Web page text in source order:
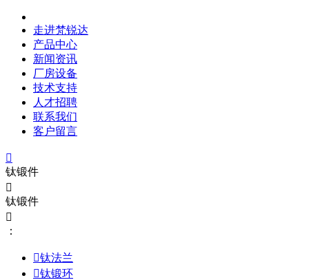
走进梵锐达
产品中心
新闻资讯
厂房设备
技术支持
人才招聘
联系我们
客户留言

钛锻件

钛锻件

：
钛法兰
钛锻环